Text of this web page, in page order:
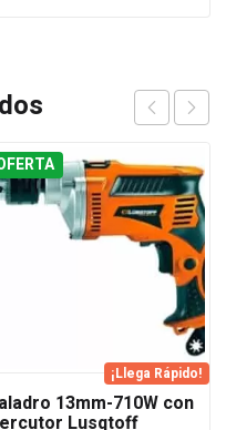
¡Llega Rápido!
13mm-710W con
Lusqtoff